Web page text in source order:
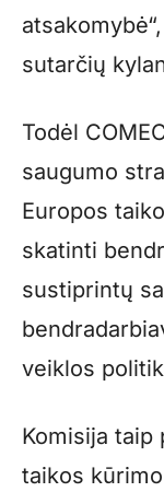
sutarčių
Todėl
saugumo
Europos
skatinti
sustiprintų
veiklos
Komisija
taikos